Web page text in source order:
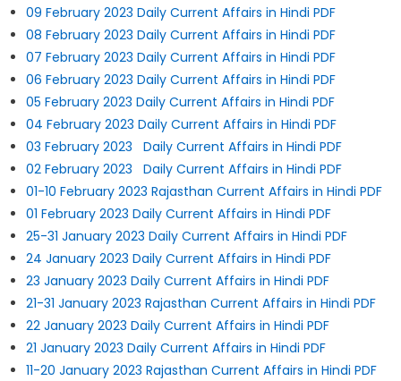
09 February 2023 Daily Current Affairs in Hindi PDF
08 February 2023 Daily Current Affairs in Hindi PDF
07 February 2023 Daily Current Affairs in Hindi PDF
06 February 2023 Daily Current Affairs in Hindi PDF
05 February 2023 Daily Current Affairs in Hindi PDF
04 February 2023 Daily Current Affairs in Hindi PDF
03 February 2023 Daily Current Affairs in Hindi PDF
02 February 2023 Daily Current Affairs in Hindi PDF
01-10 February 2023 Rajasthan Current Affairs in Hindi PDF
01 February 2023 Daily Current Affairs in Hindi PDF
25-31 January 2023 Daily Current Affairs in Hindi PDF
24 January 2023 Daily Current Affairs in Hindi PDF
23 January 2023 Daily Current Affairs in Hindi PDF
21-31 January 2023 Rajasthan Current Affairs in Hindi PDF
22 January 2023 Daily Current Affairs in Hindi PDF
21 January 2023 Daily Current Affairs in Hindi PDF
11-20 January 2023 Rajasthan Current Affairs in Hindi PDF